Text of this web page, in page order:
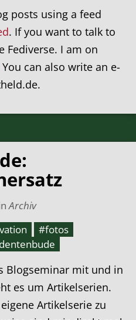
posts using a feed
. If you want to talk to
Fediverse. I am on
You can also write an e-
Archiv
#fotos
Blogseminar mit und in
es um Artikelserien.
Artikelserie zu